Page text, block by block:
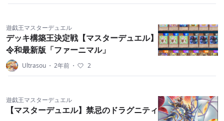
遊戯王マスターデュエル
デッキ構築王決定戦【マスターデュエル】
令和最新版「ファーニマル」
Ultrasou ・ 2年前 ・ 2
遊戯王マスターデュエル
【マスターデュエル】禁忌のドラグニティ